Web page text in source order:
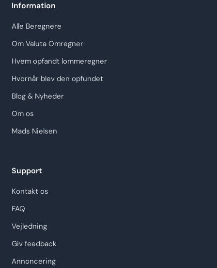
Information
Alle Beregnere
Om Valuta Omregner
Hvem opfandt lommeregner
Hvornår blev den opfundet
Blog & Nyheder
Om os
Mads Nielsen
Support
Kontakt os
FAQ
Vejledning
Giv feedback
Annoncering